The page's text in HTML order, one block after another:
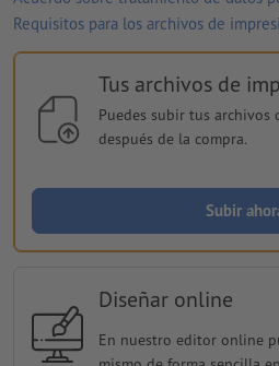
Requisitos para los archivos de
Tus archivos de
Puedes subir tus archivos
después de la compra.
Subir
Diseñar online
En nuestro editor online